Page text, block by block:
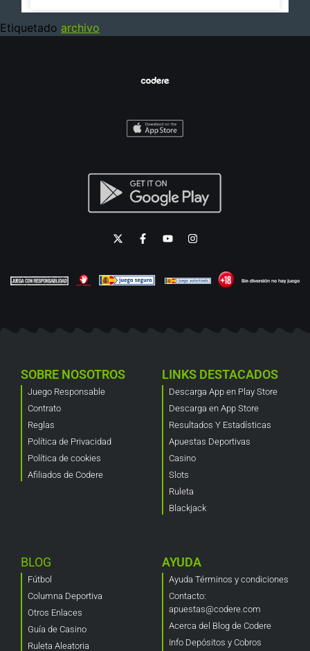
Etiquetado archivo
SOBRE NOSOTROS
Juego Responsable
Contrato
Reglas
Política de Privacidad
Política de cookies
Afiliados de Codere
LINKS DESTACADOS
Descarga App en Play Store
Descarga en App Store
Resultados Y Estadísticas
Apuestas Deportivas
Casino
Slots
Ruleta
Blackjack
BLOG
Fútbol
Columna Deportiva
Otros Enlaces
Guía de Casino
Ruleta Aleatoria
AYUDA
Ayuda Términos y condiciones
Contacto:
apuestas@codere.com
Acerca del Blog de Codere
Info Depósitos y Cobros